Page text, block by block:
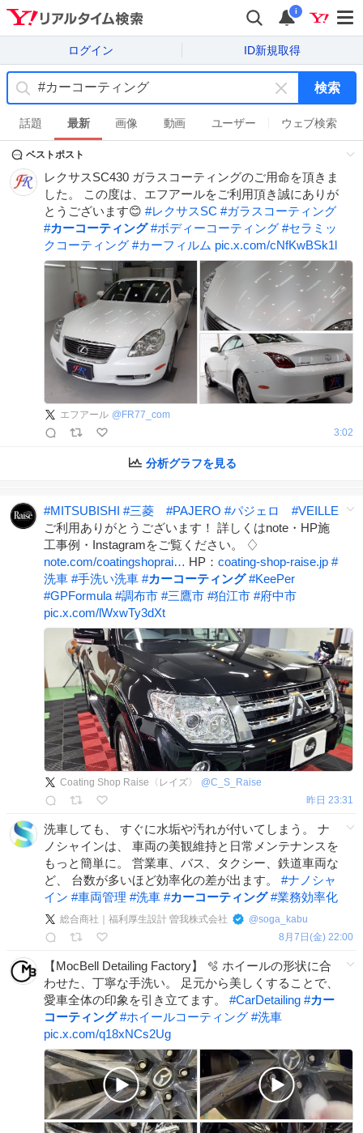
i
ログイン ID新規取得
キ
ー
ワ
ド
を
消
す
検索
話題 最新 画像 動画 ユーザー ウェブ検索
ベストポスト
レクサスSC430 ガラスコーティングのご用命を頂きま
した。 この度は、エフアールをご利用頂き誠にありが
とうございます😊 #レクサスSC #ガラスコーティング
#カーコーティング #ボディーコーティング #セラミッ
クコーティング #カーフィルム pic.x.com/cNfKwBSk1l
エフアール @ FR77_com
3:02
分析グラフを見る
#MITSUBISHI #三菱 #PAJERO #パジェロ #VEILLE
ご利用ありがとうございます！ 詳しくはnote・HP施
工事例・Instagramをご覧ください。 ♢
note.com/coatingshoprai… HP： coating-shop-raise.jp #
洗車 #手洗い洗車 #カーコーティング #KeePer
#GPFormula #調布市 #三鷹市 #狛江市 #府中市
pic.x.com/lWxwTy3dXt
Coating Shop Raise〈レイズ〉 @C_S_Raise
昨日 23:31
洗車しても、 すぐに水垢や汚れが付いてしまう。 ナ
ノシャインは、 車両の美観維持と日常メンテナンスを
もっと簡単に。 営業車、バス、タクシー、鉄道車両な
ど、 台数が多いほど効率化の差が出ます。 #ナノシャ
イン #車両管理 #洗車 #カーコーティング #業務効率化
総合商社｜福利厚生設計 曽我株式会社 @soga_kabu
8月7日(金) 22:00
【MocBell Detailing Factory】 🫧 ホイールの形状に合
わせた、丁寧な手洗い。 足元から美しくすることで、
愛車全体の印象を引き立てます。 #CarDetailing #カー
コーティング #ホイールコーティング #洗車
pic.x.com/q18xNCs2Ug